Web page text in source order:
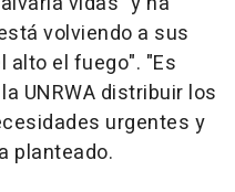
volviendo a sus
alto el fuego". "Es
UNRWA distribuir los
urgentes y
planteado.